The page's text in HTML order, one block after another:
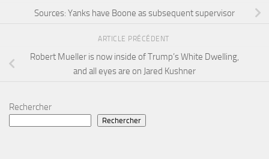
Sources: Yanks have Boone as subsequent supervisor
ARTICLE PRÉCÉDENT
Robert Mueller is now inside of Trump’s White Dwelling,
and all eyes are on Jared Kushner
Rechercher
Rechercher